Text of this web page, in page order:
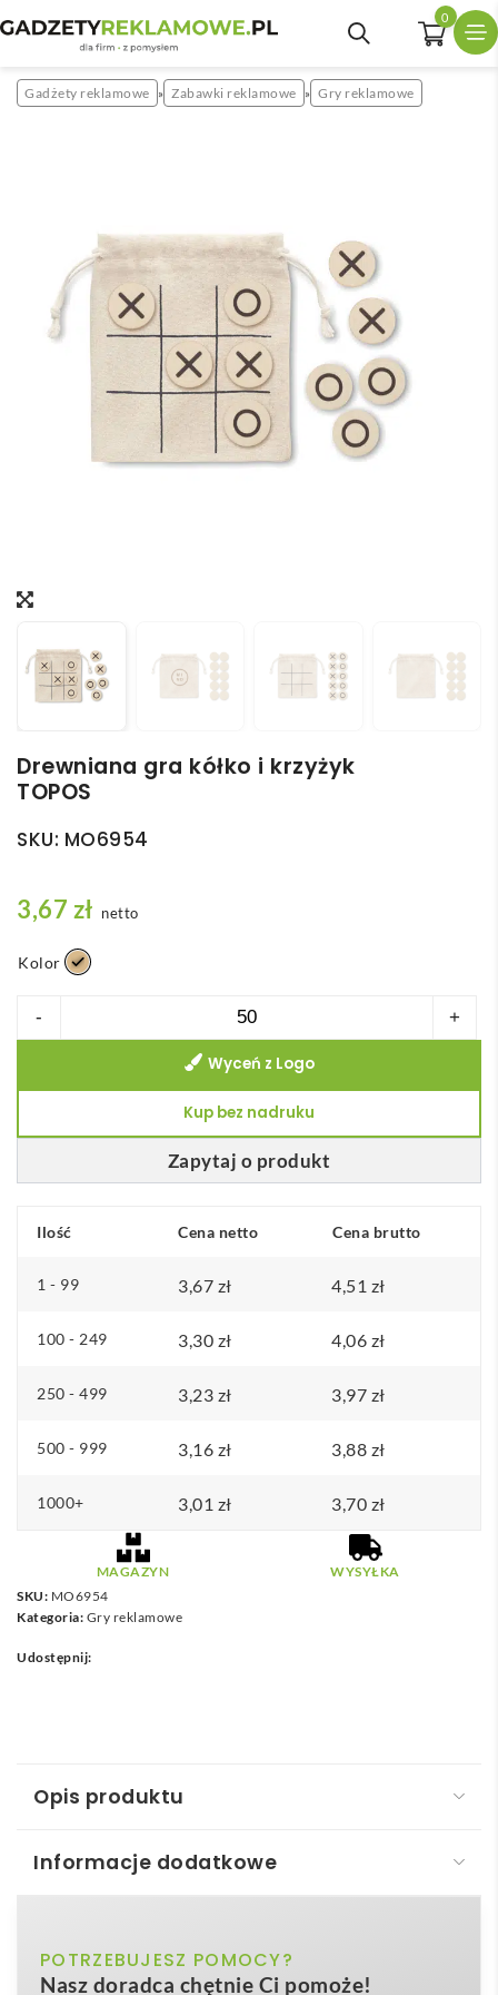
0
Gadżety reklamowe » Zabawki reklamowe » Gry reklamowe
Drewniana gra kółko i krzyżyk
TOPOS
SKU: MO6954
3,67 zł netto
Kolor
-
Drewniana
TOPOS
+
Zapytaj o produkt
Wyceń z Logo
Kup bez nadruku
Ilość Cena netto Cena brutto
1 - 99 3,67 zł 4,51 zł
100 - 249 3,30 zł 4,06 zł
250 - 499 3,23 zł 3,97 zł
500 - 999 3,16 zł 3,88 zł
1000+ 3,01 zł 3,70 zł
MAGAZYN
WYSYŁKA
SKU: MO6954
Kategoria: Gry reklamowe
Udostępnij:
Opis produktu
w nowym, ekologicznym wydaniu, która łączy w sobie
Informacje dodatkowe
Kolor
beżowy
POTRZEBUJESZ POMOCY?
Nasz doradca chętnie Ci pomoże!